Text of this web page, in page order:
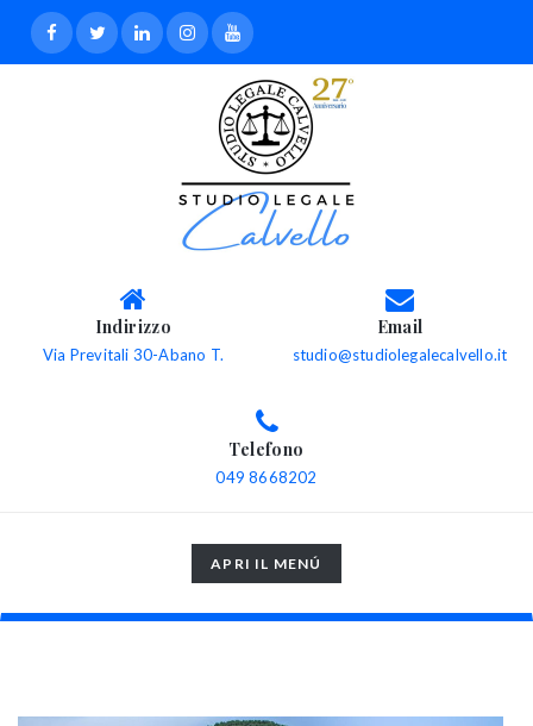
Indirizzo
Via Previtali 30-Abano T.
Email
studio@studiolegalecalvello.it
Telefono
049 8668202
TOGGLE
NAVIGATION
APRI IL MENÚ